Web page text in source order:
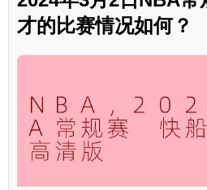
才的比赛情况如何？